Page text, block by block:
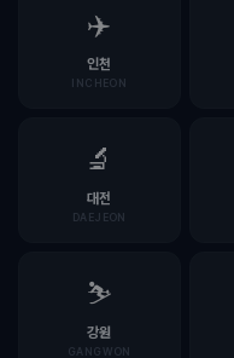
✈️
인천
INCHEON
🔬
대전
DAEJEON
⛷️
강원
GANGWON